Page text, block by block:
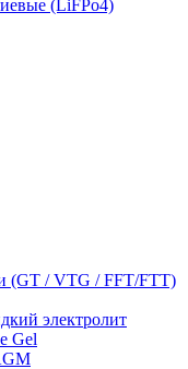
(LiFPo4)
(GT / VTG / FFT/FTT)
электролит
Gel